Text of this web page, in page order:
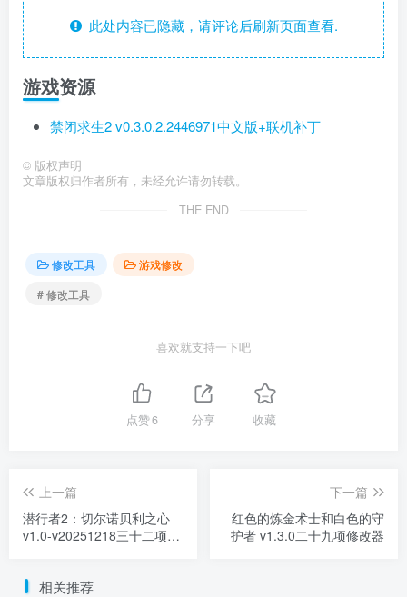
此处内容已隐藏，请评论后刷新页面查看.
游戏资源
禁闭求生2 v0.3.0.2.2446971中文版+联机补丁
© 版权声明
文章版权归作者所有，未经允许请勿转载。
THE END
修改工具
游戏修改
# 修改工具
喜欢就支持一下吧
点赞6 分享 收藏
上一篇
潜行者2：切尔诺贝利之心
v1.0-v20251218三十二项修
下一篇
红色的炼金术士和白色的守
护者 v1.3.0二十九项修改器
相关推荐